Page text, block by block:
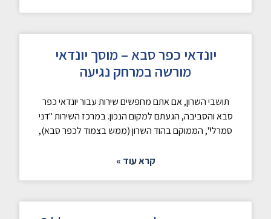
יונדאי כפר סבא – מוסך יונדאי
מורשה במרחק נגיעה
תושבי השרון, אם אתם מחפשים שירות עבור יונדאי כפר
סבא והסביבה, הגעתם למקום הנכון. במרכז השירות "דני
סמרלי", הממוקם בהוד השרון (ממש בצמוד לכפר סבא),
קרא עוד »